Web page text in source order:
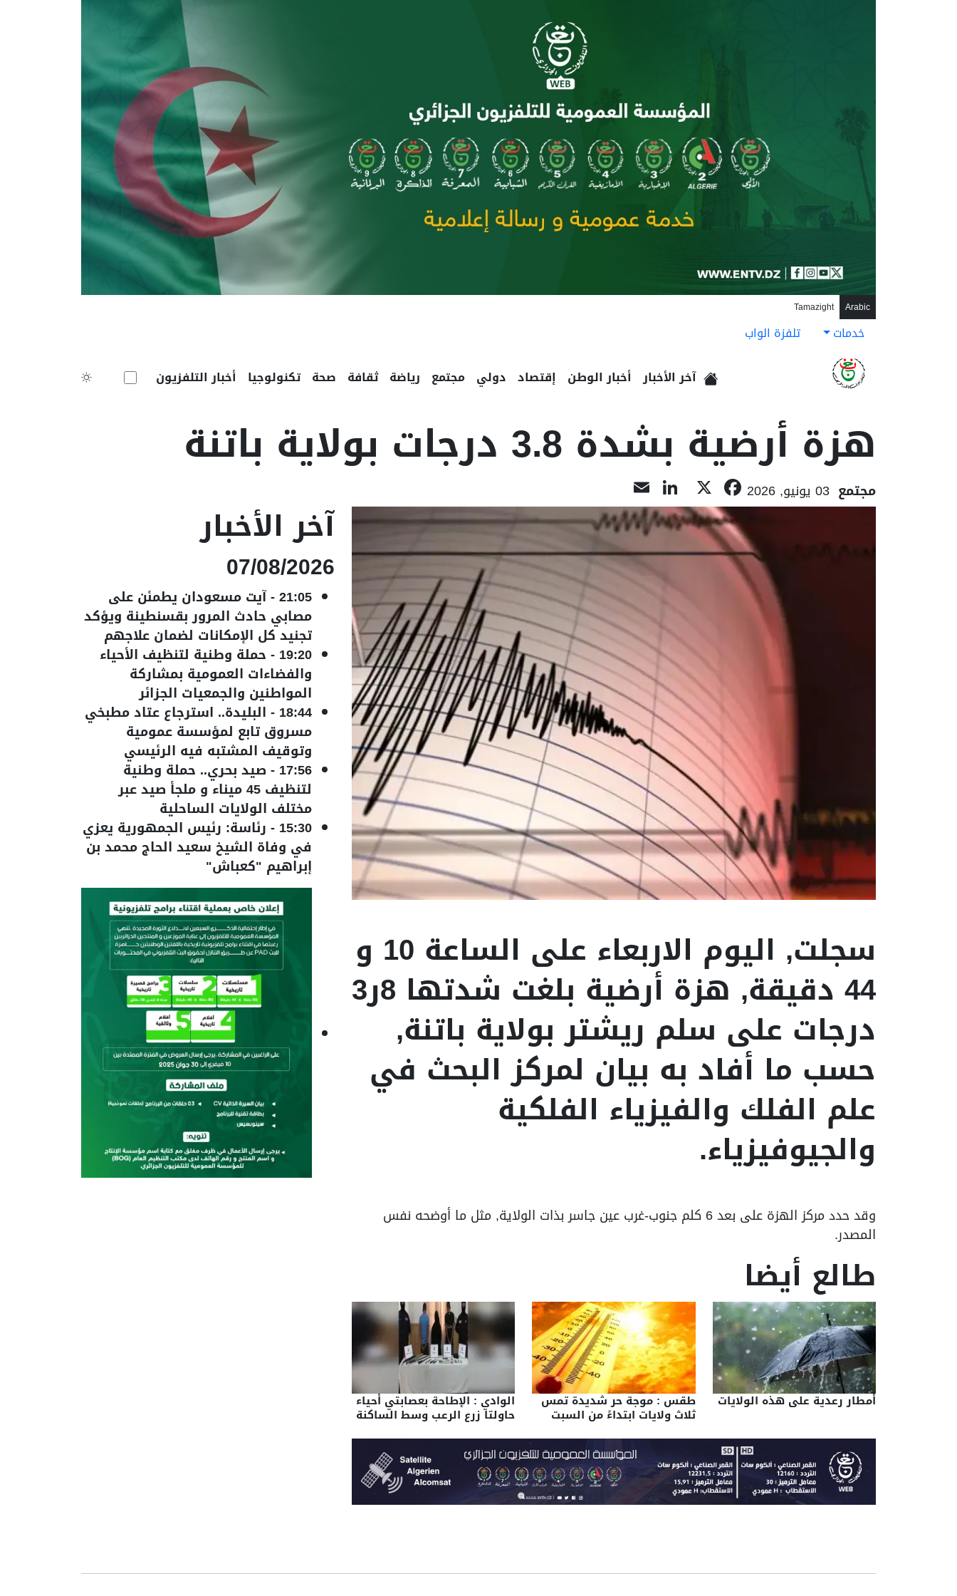
Arabic
Tamazight
خدمات تلفزة الواب
آخر الأخبار أخبار الوطن إقتصاد دولي مجتمع رياضة ثقافة صحة تكنولوجيا أخبار التلفزيون
هزة أرضية بشدة 3.8 درجات بولاية باتنة
مجتمع 03 يونيو, 2026 Facebook
LinkedIn
سجلت, اليوم الاربعاء على الساعة 10 و
44 دقيقة, هزة أرضية بلغت شدتها 8ر3
درجات على سلم ريشتر بولاية باتنة,
حسب ما أفاد به بيان لمركز البحث في
علم الفلك والفيزياء الفلكية
والجيوفيزياء.
وقد حدد مركز الهزة على بعد 6 كلم جنوب-غرب عين جاسر بذات الولاية, مثل ما أوضحه نفس
المصدر.
طالع أيضا
أمطار رعدية على هذه الولايات طقس : موجة حر شديدة تمس
ثلاث ولايات ابتداءً من السبت
الوادي : الإطاحة بعصابتي أحياء
حاولتا زرع الرعب وسط الساكنة
آخر الأخبار
07/08/2026
21:05
-آيت مسعودان يطمئن على
مصابي حادث المرور بقسنطينة ويؤكد
تجنيد كل الإمكانات لضمان علاجهم
19:20
- حملة وطنية لتنظيف الأحياء
والفضاءات العمومية بمشاركة
المواطنين والجمعيات الجزائر
18:44
- البليدة.. استرجاع عتاد مطبخي
مسروق تابع لمؤسسة عمومية
وتوقيف المشتبه فيه الرئيسي
17:56
- صيد بحري.. حملة وطنية
لتنظيف 45 ميناء و ملجأ صيد عبر
مختلف الولايات الساحلية
15:30
- رئاسة: رئيس الجمهورية يعزي
في وفاة الشيخ سعيد الحاج محمد بن
إبراهيم "كعباش"